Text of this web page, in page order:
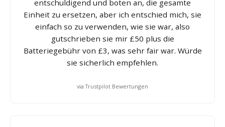
entschuldigend und boten an, die gesamte
Einheit zu ersetzen, aber ich entschied mich, sie
einfach so zu verwenden, wie sie war, also
gutschrieben sie mir £50 plus die
Batteriegebühr von £3, was sehr fair war. Würde
sie sicherlich empfehlen.
via Trustpilot Bewertungen